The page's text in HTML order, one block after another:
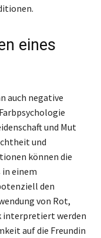
eines
auch negative
und Mut
und
können die
in einem
den
von Rot,
interpretiert werden
auf die Freundin